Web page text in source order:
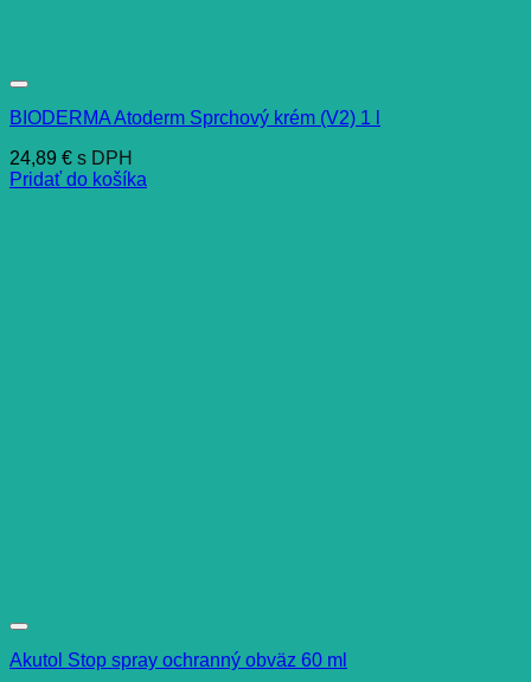
BIODERMA Atoderm Sprchový krém (V2) 1 l
24,89 € s DPH
Pridať do košíka
Akutol Stop spray ochranný obväz 60 ml